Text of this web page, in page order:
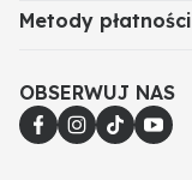
Metody płatności
OBSERWUJ NAS